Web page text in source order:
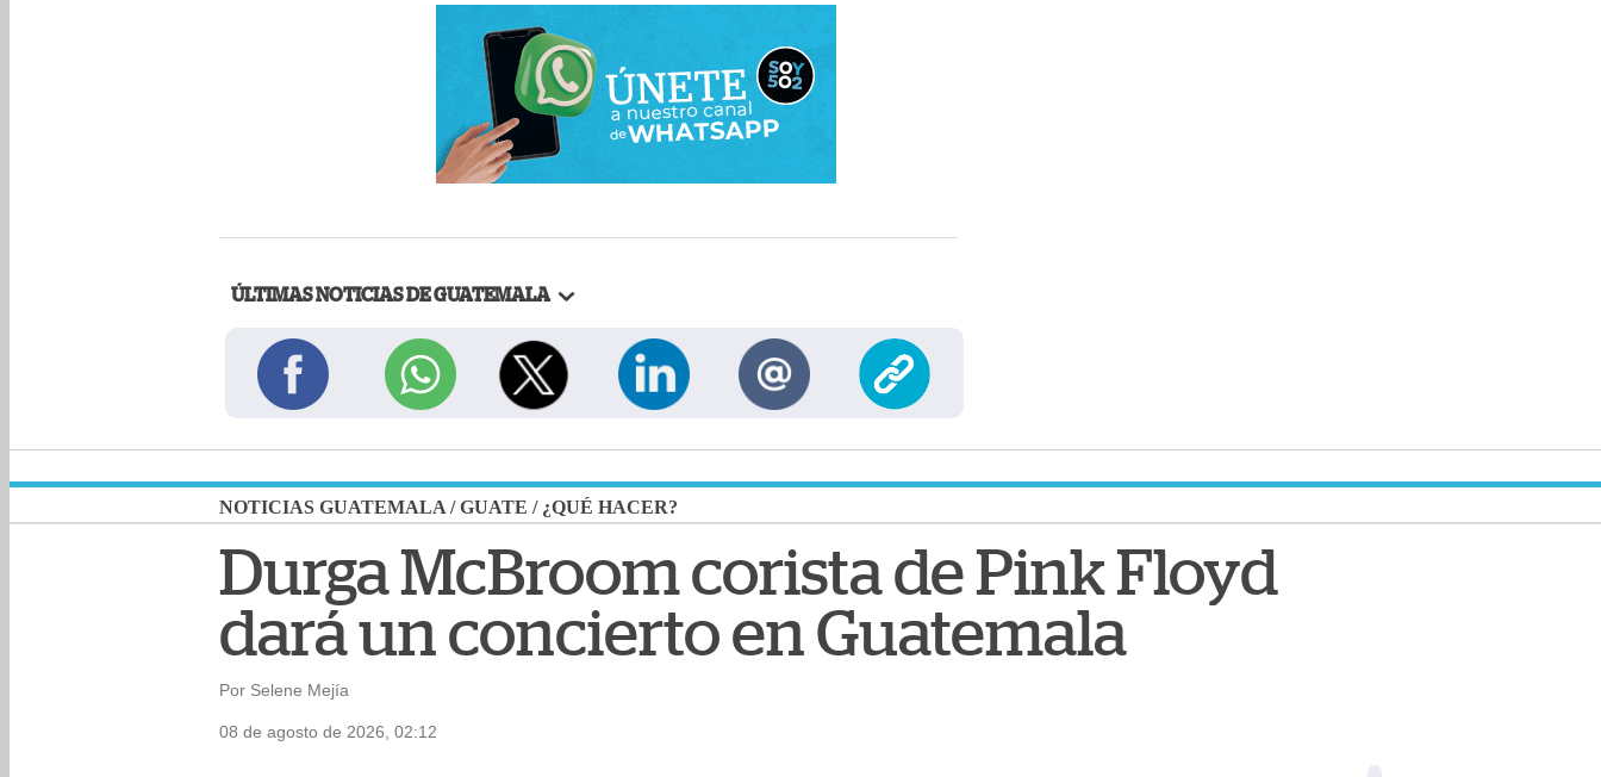
ÚLTIMAS NOTICIAS DE GUATEMALA
NOTICIAS GUATEMALA/GUATE / ¿QUÉ HACER?
Durga McBroom corista de Pink Floyd
dará un concierto en Guatemala
Por Selene Mejía
08 de agosto de 2026, 02:12